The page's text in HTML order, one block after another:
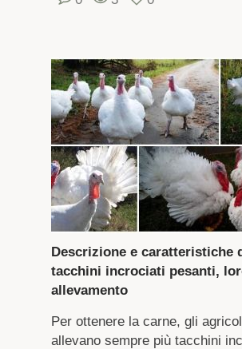
Descrizione e caratteristiche
tacchini incrociati pesanti,
allevamento
Per ottenere la carne, gli
allevano sempre più tacchini